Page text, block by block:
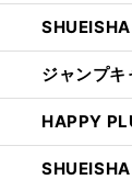
ジャンプ
HAPPY